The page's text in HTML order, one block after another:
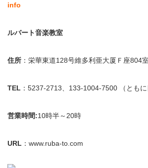
info
ルバート音楽教室
住所 ：栄華東道128号維多利亜大厦Ｆ座804
TEL ：5237-2713、133-1004-7500 （ともに
営業時間:10時半～20時
URL ：www.ruba-to.com